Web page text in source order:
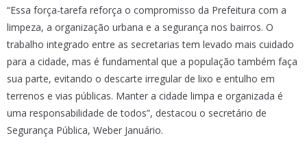
“Essa força-tarefa reforça o compromisso da Prefeitura com a
limpeza, a organização urbana e a segurança nos bairros. O
trabalho integrado entre as secretarias tem levado mais cuidado
para a cidade, mas é fundamental que a população também faça
sua parte, evitando o descarte irregular de lixo e entulho em
terrenos e vias públicas. Manter a cidade limpa e organizada é
uma responsabilidade de todos”, destacou o secretário de
Segurança Pública, Weber Januário.